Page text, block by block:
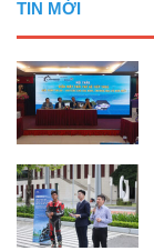
TIN MỚI